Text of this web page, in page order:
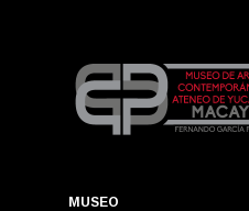
MUSEO